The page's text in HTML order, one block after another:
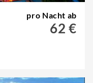
pro Nacht ab
62 €